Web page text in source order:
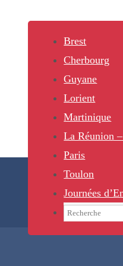
Brest
Cherbourg
Guyane
Lorient
Martinique
La Réunion
Paris
Toulon
Journées
Search